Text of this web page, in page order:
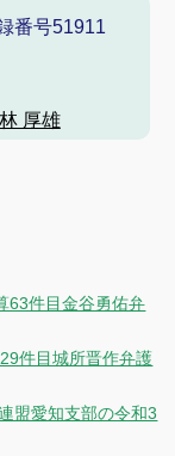
番号51911
林 厚雄
63件目金谷勇佑弁
件目城所晋作弁護
盟愛知支部の令和3